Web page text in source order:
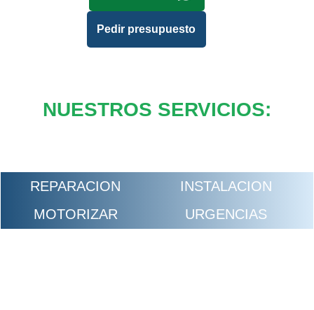
Pedir presupuesto
NUESTROS SERVICIOS:
REPARACION
INSTALACION
MOTORIZAR
URGENCIAS